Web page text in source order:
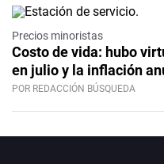
Precios minoristas
Costo de vida: hubo
en julio y la inflación
POR REDACCIÓN BÚSQUEDA